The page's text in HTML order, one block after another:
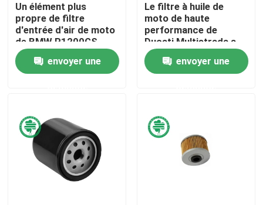
Maison
Produits
Au sujet de nous
Visite d'usine
Un élément plus
propre de filtre
d'entrée d'air de moto
de BMW R1200GS
R1250GS pour
l'aventure 90 ans de
spéciale
envoyer une
Le filtre à huile de
moto de haute
performance de
Ducati Multistrada a
rodé le métal pour
Harley Davidson
envoyer une